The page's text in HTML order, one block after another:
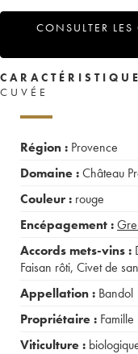
CONSULTER
CUVÉE
Région : Provence
Domaine :Château
Couleur : rouge
Encépagement :
Accords mets-vins :
Faisan rôti, Civet de
Appellation : Bandol
Propriétaire : Famille
Viticulture :